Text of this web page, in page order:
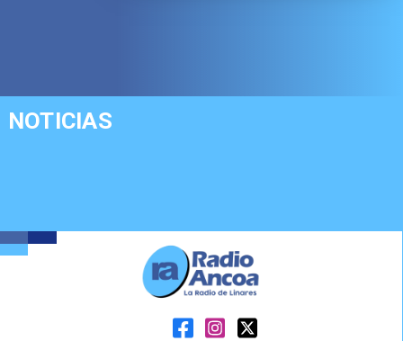
NOTICIAS